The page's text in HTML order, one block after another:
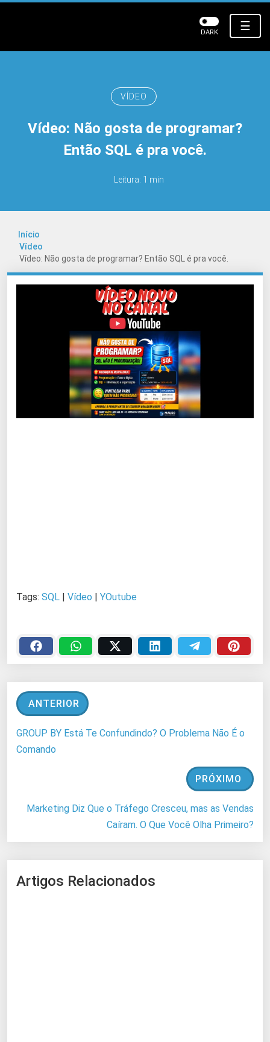
☰
DARK
VÍDEO
Vídeo: Não gosta de programar?
Então SQL é pra você.
Leitura: 1 min
Início
Vídeo
Vídeo: Não gosta de programar? Então SQL é pra você.
Tags: SQL Vídeo YOutube
ANTERIOR
GROUP BY Está Te Confundindo? O Problema Não É o
Comando
PRÓXIMO
Marketing Diz Que o Tráfego Cresceu, mas as Vendas
Caíram. O Que Você Olha Primeiro?
Artigos Relacionados